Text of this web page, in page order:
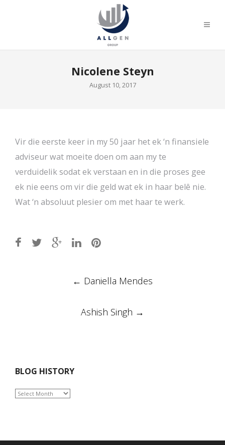
Nicolene Steyn
August 10, 2017
Vir die eerste keer in my 50 jaar het ek ‘n finansiele
adviseur wat moeite doen om aan my te
verduidelik sodat ek verstaan en in die proses gee
ek nie eens om vir die geld wat ek in haar belê nie.
Wat ‘n absoluut plesier om met haar te werk.
← Daniella Mendes
Ashish Singh →
BLOG HISTORY
BLOG